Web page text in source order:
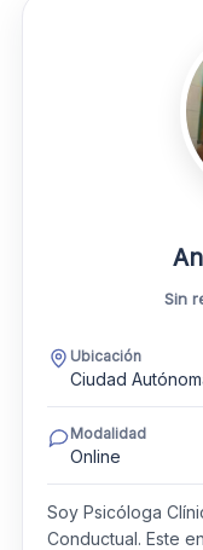
Sin
Ubicación
Ciudad
Modalidad
Online
Soy Psicóloga
Conductual. Este